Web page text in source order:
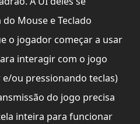
Mouse e Teclado
o jogador começar a usar
interagir com o jogo
ou pressionando teclas)
do jogo precisa
inteira para funcionar